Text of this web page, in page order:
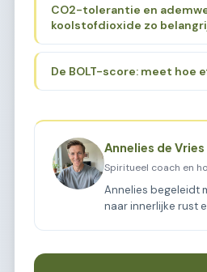
CO2-tolerantie en
koolstofdioxide zo
De BOLT-score: meet hoe
Annelies de Vries
Spiritueel coach en
Annelies begeleidt
naar innerlijke rust